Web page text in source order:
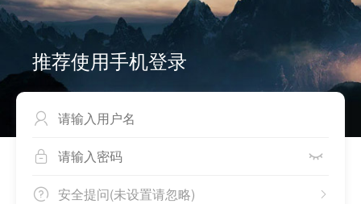
推荐使用手机登录

 
 
安全提问(未设置请忽略)